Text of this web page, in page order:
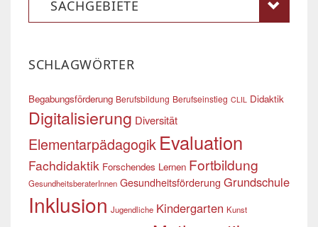
SACHGEBIETE
SCHLAGWÖRTER
Begabungsförderung Berufsbildung Berufseinstieg CLIL Didaktik
Digitalisierung Diversität
Elementarpädagogik Evaluation
Fachdidaktik Forschendes Lernen Fortbildung
GesundheitsberaterInnen Gesundheitsförderung Grundschule
Inklusion Jugendliche Kindergarten Kunst